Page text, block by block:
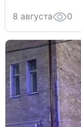
8 августа 0